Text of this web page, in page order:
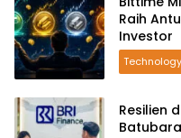
Raih
Investor
Technology
Resilien